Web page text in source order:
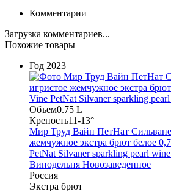
Комментарии
Загрузка комментариев...
Похожие товары
Год 2023
Объем0.75 L
Крепость11-13°
Мир Труд Вайн ПетНат
жемчужное экстра брют белое
PetNat Silvaner sparkling pearl
Винодельня Новозаведенное
Россия
Экстра брют